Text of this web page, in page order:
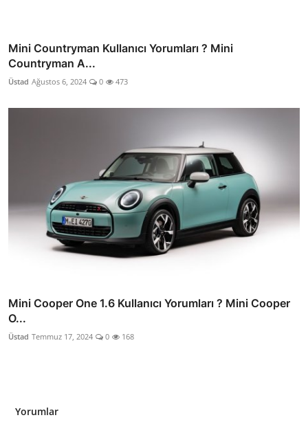
Mini Countryman Kullanıcı Yorumları ? Mini
Countryman A...
Üstad Ağustos 6, 2024 0 473
Mini Cooper One 1.6 Kullanıcı Yorumları ? Mini Cooper
O...
Üstad Temmuz 17, 2024 0 168
Yorumlar